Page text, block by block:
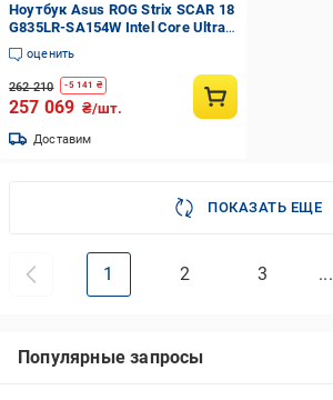
Ноутбук Asus ROG Strix SCAR 18
G835LR-SA154W Intel Core Ultra 9
275HX 64 Гб 2 Тб SSD RTX 5070 Ti
W11 Home Off Black (90NR0LS1-
M006E0)
оценить
262 210 -5 141 ₴
257 069 ₴/шт.
Доставим
ПОКАЗАТЬ ЕЩЕ
1 2 3 ...
Популярные запросы